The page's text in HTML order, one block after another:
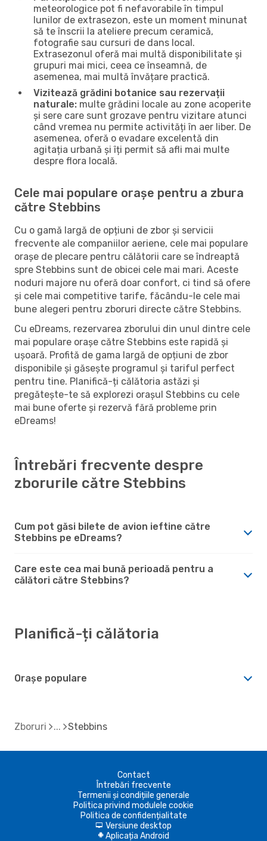
meteorologice pot fi nefavorabile în timpul
lunilor de extrasezon, este un moment minunat
să te înscrii la ateliere precum ceramică,
fotografie sau cursuri de dans local.
Extrasezonul oferă mai multă disponibilitate și
grupuri mai mici, ceea ce înseamnă, de
asemenea, mai multă învățare practică.
Vizitează grădini botanice sau rezervații
naturale: multe grădini locale au zone acoperite
și sere care sunt grozave pentru vizitare atunci
când vremea nu permite activități în aer liber. De
asemenea, oferă o evadare excelentă din
agitația urbană și îți permit să afli mai multe
despre flora locală.
Cele mai populare orașe pentru a zbura
către Stebbins
Cu o gamă largă de opțiuni de zbor și servicii
frecvente ale companiilor aeriene, cele mai populare
orașe de plecare pentru călătorii care se îndreaptă
spre Stebbins sunt de obicei cele mai mari. Aceste
noduri majore nu oferă doar confort, ci tind să ofere
și cele mai competitive tarife, făcându-le cele mai
bune alegeri pentru zboruri directe către Stebbins.
Cu eDreams, rezervarea zborului din unul dintre cele
mai populare orașe către Stebbins este rapidă și
ușoară. Profită de gama largă de opțiuni de zbor
disponibile și găsește programul și tariful perfect
pentru tine. Planifică-ți călătoria astăzi și
pregătește-te să explorezi orașul Stebbins cu cele
mai bune oferte și rezervă fără probleme prin
eDreams!
Întrebări frecvente despre
zborurile către Stebbins
Cum pot găsi bilete de avion ieftine către
Stebbins pe eDreams?
Care este cea mai bună perioadă pentru a
călători către Stebbins?
Planifică-ți călătoria
Orașe populare
Zboruri Stebbins
Contact
Întrebări frecvente
Termenii și condițiile generale
Politica privind modulele cookie
Politica de confidențialitate
d Versiune desktop
A Aplicația Android